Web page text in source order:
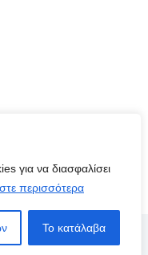
για να διασφαλίσει
περισσότερα
Το κατάλαβα
ByYourSite